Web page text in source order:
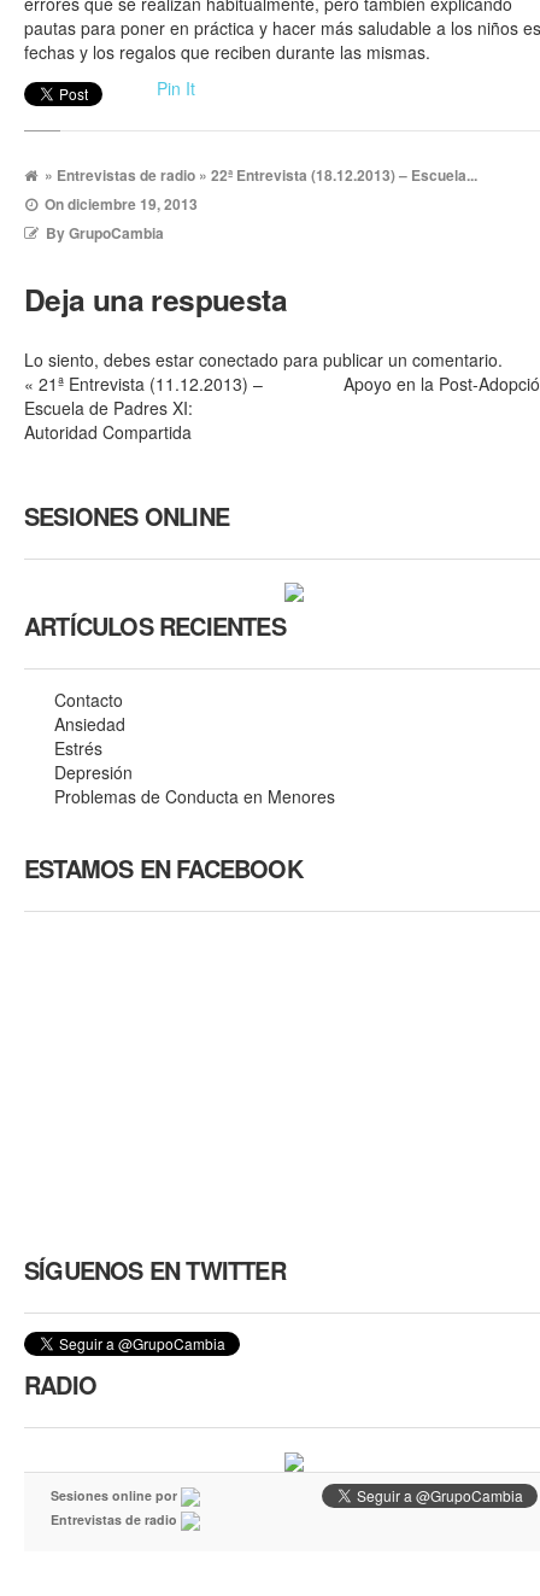
pautas para poner en práctica y hacer más saludable a los niños
fechas y los regalos que reciben durante las mismas.
Pin It
» Entrevistas de radio » 22ª Entrevista (18.12.2013) – Escuela...
Ondiciembre 19, 2013
ByGrupoCambia
Deja una respuesta
Lo siento, debes estar conectado para publicar un comentario.
« 21ª Entrevista (11.12.2013) –
Escuela de Padres XI:
Autoridad Compartida
Apoyo en la Post-
SESIONES ONLINE
ARTÍCULOS RECIENTES
Contacto
Ansiedad
Estrés
Depresión
Problemas de Conducta en Menores
ESTAMOS EN FACEBOOK
SÍGUENOS EN TWITTER
RADIO
Sesiones online por
Entrevistas de radio